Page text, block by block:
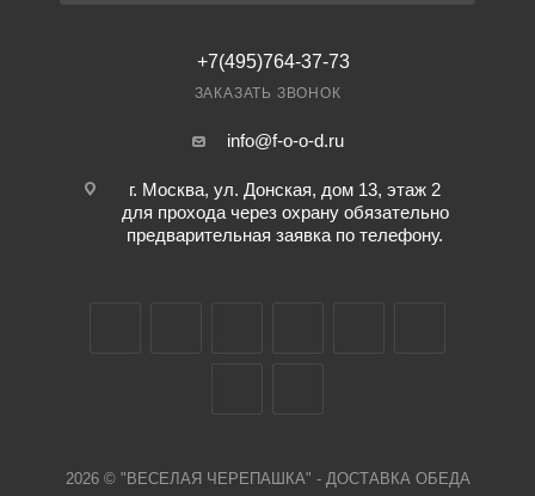
+7(495)764-37-73
ЗАКАЗАТЬ ЗВОНОК
info@f-o-o-d.ru
г. Москва, ул. Донская, дом 13, этаж 2
для прохода через охрану обязательно
предварительная заявка по телефону.
2026 © "ВЕСЕЛАЯ ЧЕРЕПАШКА" - ДОСТАВКА ОБЕДА